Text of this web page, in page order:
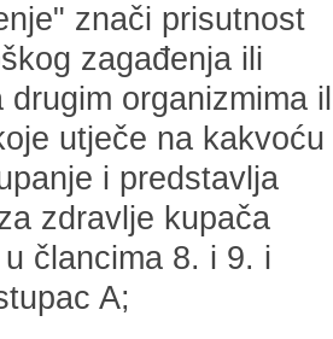
znači prisutnost
zagađenja ili
drugim organizmima
utječe na kakvoću
i predstavlja
zdravlje kupača
člancima 8. i 9. i
A;